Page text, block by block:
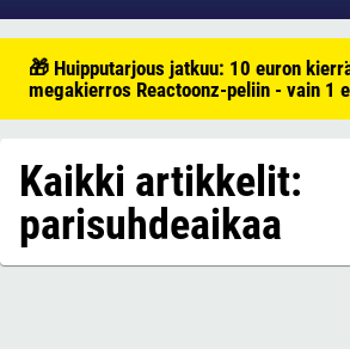
🎁 Huipputarjous jatkuu: 10 euron
megakierros Reactoonz-peliin - vain 1
Kaikki artikkelit:
parisuhdeaikaa